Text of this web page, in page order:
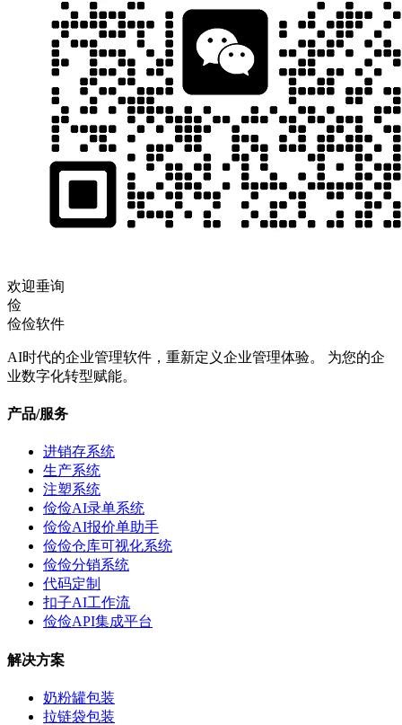
欢迎垂询
俭
俭俭软件
AI时代的企业管理软件，重新定义企业管理体验。 为您的企
业数字化转型赋能。
产品/服务
进销存系统
生产系统
注塑系统
俭俭AI录单系统
俭俭AI报价单助手
俭俭仓库可视化系统
俭俭分销系统
代码定制
扣子AI工作流
俭俭API集成平台
解决方案
奶粉罐包装
拉链袋包装